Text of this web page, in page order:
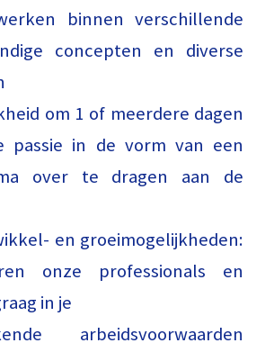
binnen verschillende
concepten en diverse
om 1 of meerdere dagen
passie in de vorm van een
over te dragen aan de
en groeimogelijkheden:
onze professionals en
in je
arbeidsvoorwaarden